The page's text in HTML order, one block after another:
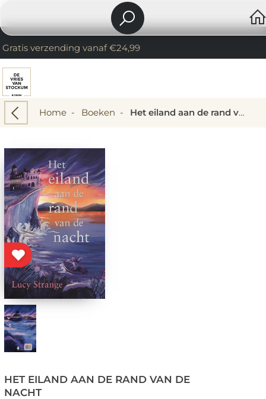
Gratis verzending vanaf €24,99
Home- Boeken - Het eiland aan de rand van de nacht
HET EILAND AAN DE RAND VAN DE
NACHT